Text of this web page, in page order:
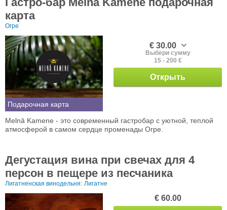
карта
Огре
Подарочная карта
€ 30.00
Выбери сумму
15 - 200 €
Открыть
Melnā Kamene - это современный гастробар с уютной, теплой
атмосферой в самом сердце променады Огре.
Дегустация винa при свечах для 4
персон в пещере из песчаника
Лигатненская винодельня: Лигатне
€ 60.00